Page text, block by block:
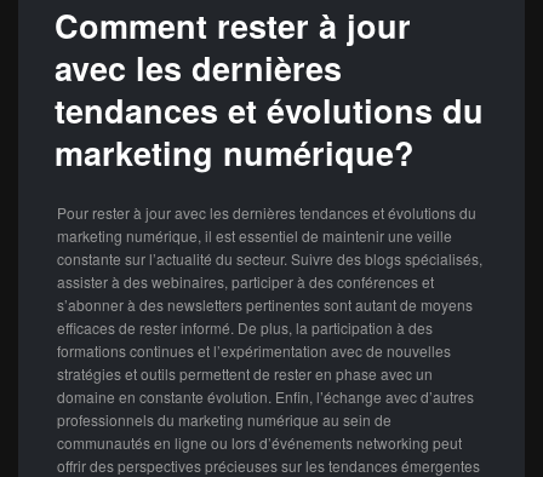
Comment rester à jour
avec les dernières
tendances et évolutions du
marketing numérique?
Pour rester à jour avec les dernières tendances et évolutions du
marketing numérique, il est essentiel de maintenir une veille
constante sur l’actualité du secteur. Suivre des blogs spécialisés,
assister à des webinaires, participer à des conférences et
s’abonner à des newsletters pertinentes sont autant de moyens
efficaces de rester informé. De plus, la participation à des
formations continues et l’expérimentation avec de nouvelles
stratégies et outils permettent de rester en phase avec un
domaine en constante évolution. Enfin, l’échange avec d’autres
professionnels du marketing numérique au sein de
communautés en ligne ou lors d’événements networking peut
offrir des perspectives précieuses sur les tendances émergentes